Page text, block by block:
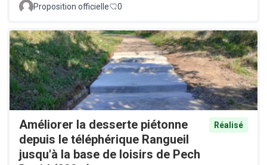
Proposition officielle 0
Améliorer la desserte piétonne
depuis le téléphérique Rangueil
jusqu'à la base de loisirs de Pech
Réalisé